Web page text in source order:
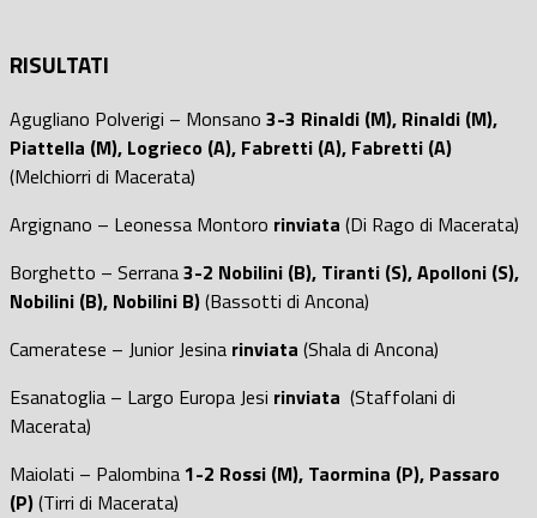
RISULTATI
Agugliano Polverigi – Monsano 3-3 Rinaldi (M), Rinaldi (M),
Piattella (M), Logrieco (A), Fabretti (A), Fabretti (A)
(Melchiorri di Macerata)
Argignano – Leonessa Montoro rinviata (Di Rago di Macerata)
Borghetto – Serrana3-2 Nobilini (B), Tiranti (S), Apolloni (S),
Nobilini (B), Nobilini B)(Bassotti di Ancona)
Cameratese – Junior Jesina rinviata (Shala di Ancona)
Esanatoglia – Largo Europa Jesi rinviata (Staffolani di
Macerata)
Maiolati – Palombina1-2 Rossi (M), Taormina (P), Passaro
(P)(Tirri di Macerata)